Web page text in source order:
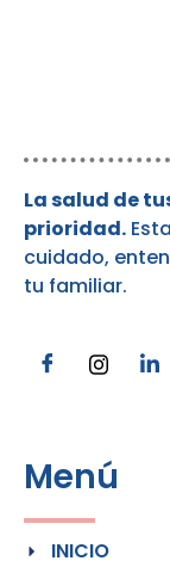
La salud de
prioridad.
cuidado,
tu familiar.
Menú
INICIO